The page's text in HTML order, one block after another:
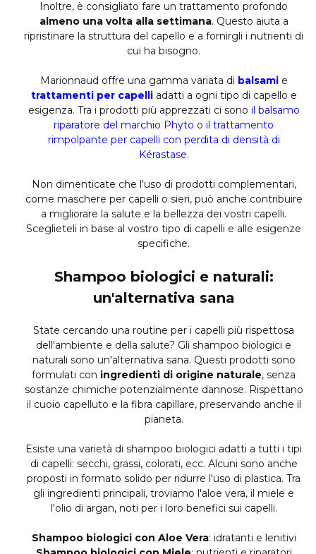
Inoltre, è consigliato fare un trattamento profondo
almeno una volta alla settimana. Questo aiuta a
ripristinare la struttura del capello e a fornirgli i nutrienti di
cui ha bisogno.
Marionnaud offre una gamma variata di balsamie
trattamenti per capelliadatti a ogni tipo di capello e
esigenza. Tra i prodotti più apprezzati ci sono il balsamo
riparatore del marchio Phyto o il trattamento
rimpolpante per capelli con perdita di densità di
Kérastase.
Non dimenticate che l'uso di prodotti complementari,
come maschere per capelli o sieri, può anche contribuire
a migliorare la salute e la bellezza dei vostri capelli.
Sceglieteli in base al vostro tipo di capelli e alle esigenze
specifiche.
Shampoo biologici e naturali:
un'alternativa sana
State cercando una routine per i capelli più rispettosa
dell'ambiente e della salute? Gli shampoo biologici e
naturali sono un'alternativa sana. Questi prodotti sono
formulati con ingredienti di origine naturale, senza
sostanze chimiche potenzialmente dannose. Rispettano
il cuoio capelluto e la fibra capillare, preservando anche il
pianeta.
Esiste una varietà di shampoo biologici adatti a tutti i tipi
di capelli: secchi, grassi, colorati, ecc. Alcuni sono anche
proposti in formato solido per ridurre l'uso di plastica. Tra
gli ingredienti principali, troviamo l'aloe vera, il miele e
l'olio di argan, noti per i loro benefici sui capelli.
Shampoo biologici con Aloe Vera: idratanti e lenitivi